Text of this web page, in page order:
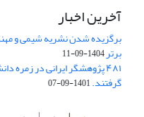
آخرین اخبار
برگزیده شدن نشریه شیمی و
برتر1404-09-11
۴۸۱ پژوهشگر ایرانی در
گرفتند.1401-09-07